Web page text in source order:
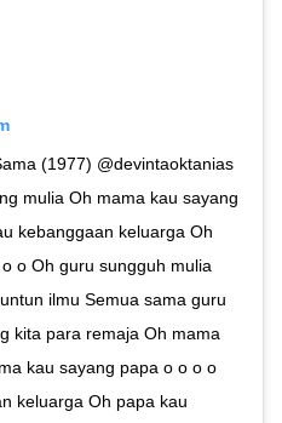
(1977) @devintaoktanias
mulia Oh mama kau sayang
kebanggaan keluarga Oh
o Oh guru sungguh mulia
ilmu Semua sama guru
kita para remaja Oh mama
kau sayang papa o o o o
keluarga Oh papa kau